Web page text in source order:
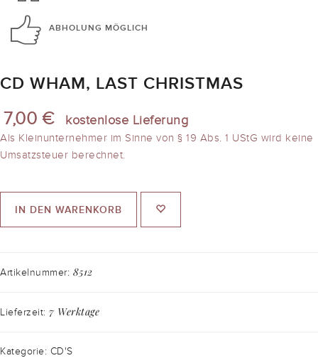
ABHOLUNG MÖGLICH
CD WHAM, LAST CHRISTMAS
7,00 € kostenlose Lieferung
Als Kleinunternehmer im Sinne von § 19 Abs. 1 UStG wird keine
Umsatzsteuer berechnet.
IN DEN WARENKORB
Artikelnummer: 8512
Lieferzeit: 7 Werktage
Kategorie: CD'S